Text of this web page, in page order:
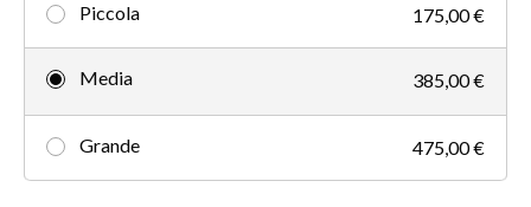
Piccola 175,00 €
Media 385,00 €
Grande 475,00 €